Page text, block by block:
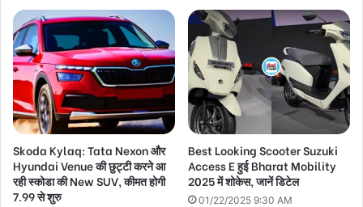
Skoda Kylaq: Tata Nexon और
Hyundai Venue की छुट्टी करने आ
रही स्कोडा की New SUV, कीमत होगी
7.99 से शुरु
Best Looking Scooter Suzuki
Access E हुई Bharat Mobility
2025 में शोकेस, जानें डिटेल
01/22/2025 9:30 AM